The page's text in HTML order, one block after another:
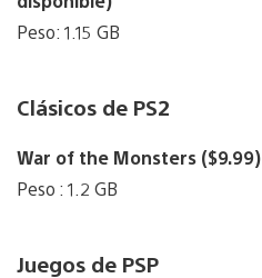
Peso: 1.15 GB
Clásicos de PS2
War of the Monsters ($9.99)
Peso : 1.2 GB
Juegos de PSP